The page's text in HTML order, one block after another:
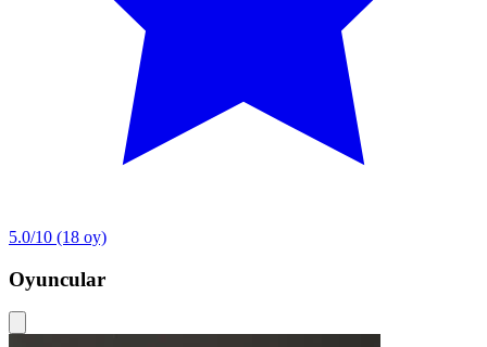
5.0/10 (18 oy)
Oyuncular